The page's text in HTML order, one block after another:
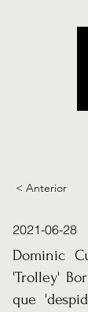
< Anterior
2021-06-28
Dominic
'Trolley'
que